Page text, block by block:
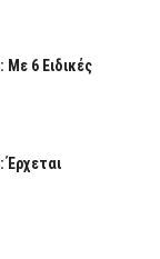
Με 6 Ειδικές
Έρχεται